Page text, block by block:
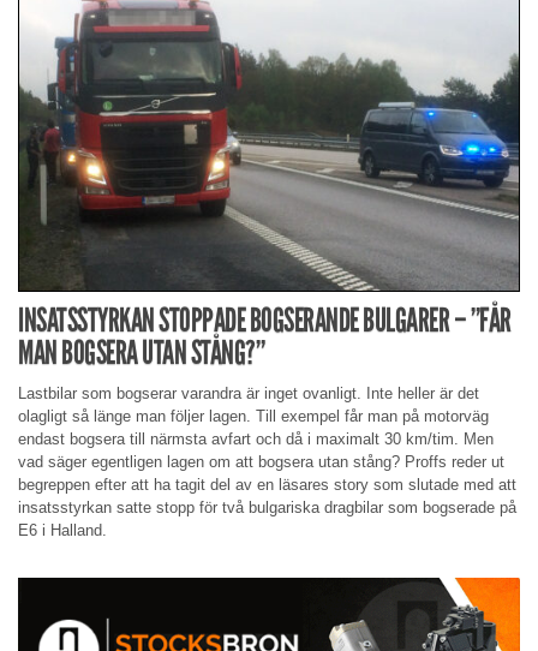
INSATSSTYRKAN STOPPADE BOGSERANDE BULGARER – ”FÅR
MAN BOGSERA UTAN STÅNG?”
Lastbilar som bogserar varandra är inget ovanligt. Inte heller är det
olagligt så länge man följer lagen. Till exempel får man på motorväg
endast bogsera till närmsta avfart och då i maximalt 30 km/tim. Men
vad säger egentligen lagen om att bogsera utan stång? Proffs reder ut
begreppen efter att ha tagit del av en läsares story som slutade med att
insatsstyrkan satte stopp för två bulgariska dragbilar som bogserade på
E6 i Halland.